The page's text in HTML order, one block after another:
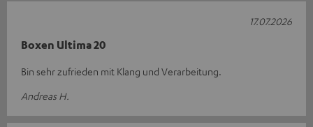
Boxen Ultima 20
Bin sehr zufrieden mit Klang und Verarbeitung.
Andreas H.
17.07.2026